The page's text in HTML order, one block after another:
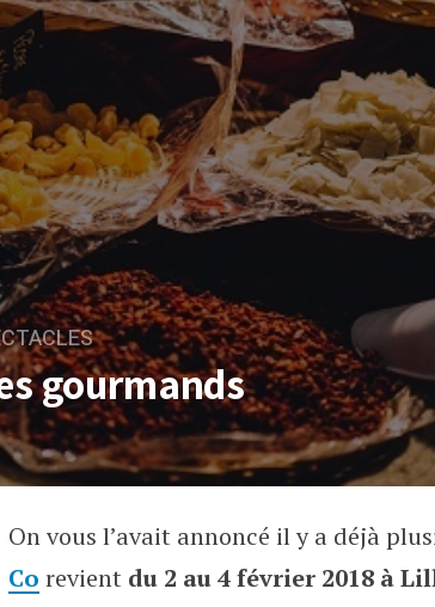
gourmands
Choco & Co, le salon des
On vous l’avait annoncé il y a déjà
Co revient du 2 au 4 février 2018 à